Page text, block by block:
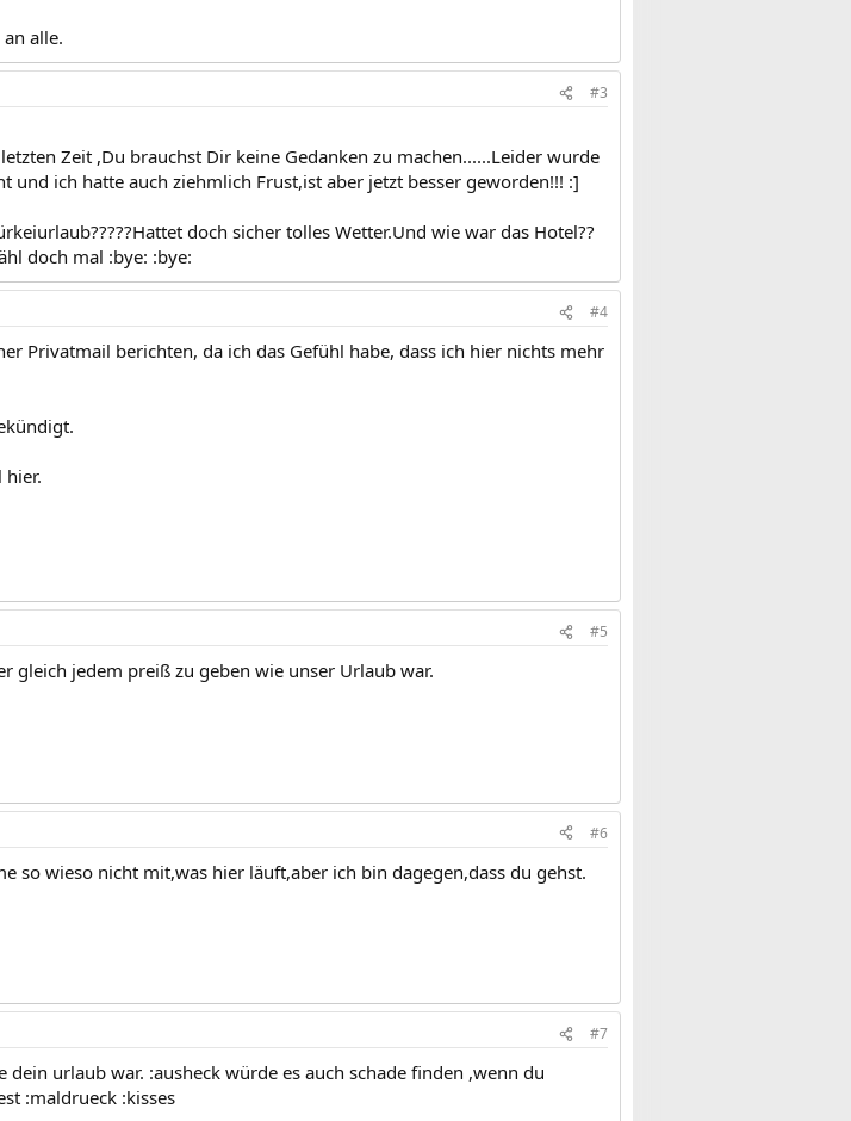
alle.
#3
Zeit ,Du brauchst Dir keine Gedanken zu machen......Leider wurde
und ich hatte auch ziehmlich Frust,ist aber jetzt besser geworden!!! :]
doch sicher tolles Wetter.Und wie war das Hotel??
doch mal :bye: :bye:
#4
Privatmail berichten, da ich das Gefühl habe, dass ich hier nichts mehr
#5
gleich jedem preiß zu geben wie unser Urlaub war.
#6
so wieso nicht mit,was hier läuft,aber ich bin dagegen,dass du gehst.
#7
urlaub war. :ausheck würde es auch schade finden ,wenn du
:maldrueck :kisses